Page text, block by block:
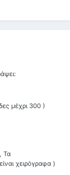
μέχρι 300 )
Τα
χειρόγραφα )